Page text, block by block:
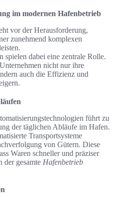
im modernen Hafenbetrieb
vor der Herausforderung,
zunehmend komplexen
spielen dabei eine zentrale Rolle.
nicht nur ihre
auch die Effizienz und
führt zu
der täglichen Abläufe im Hafen.
Transportsysteme
von Gütern. Diese
Waren schneller und präziser
der gesamte Hafenbetrieb